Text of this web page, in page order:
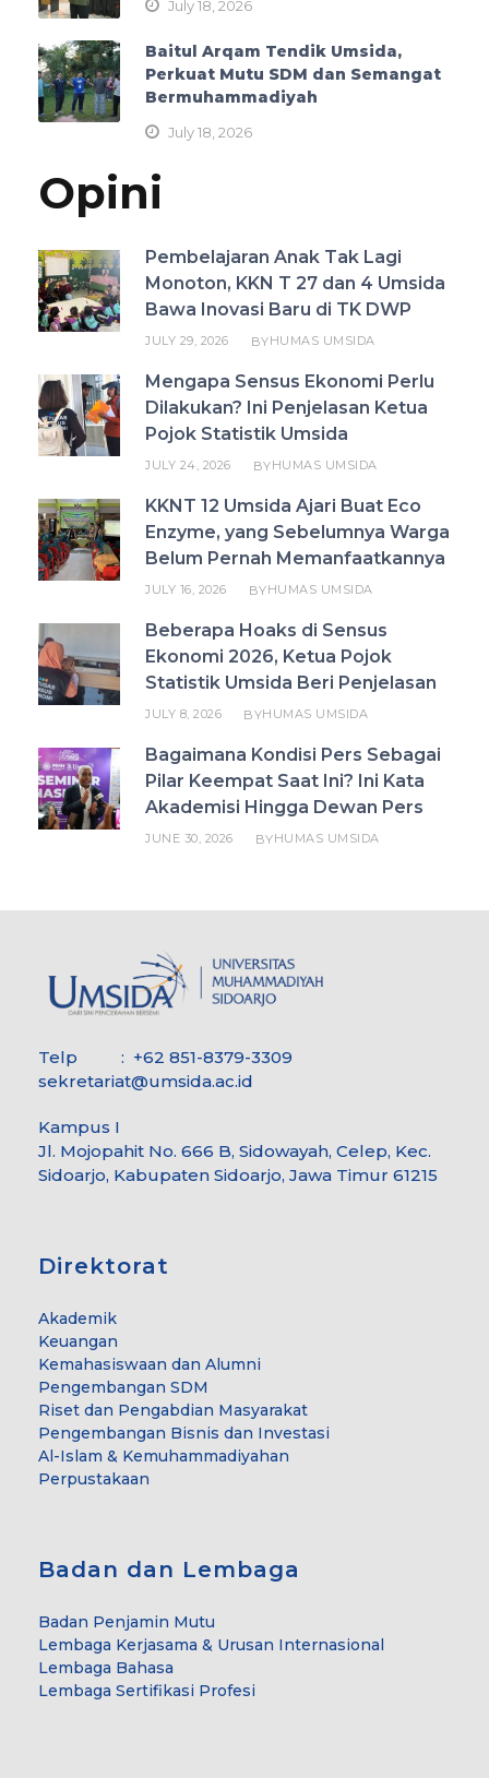
July 18, 2026
Baitul Arqam Tendik Umsida,
Perkuat Mutu SDM dan Semangat
Bermuhammadiyah
July 18, 2026
Opini
Pembelajaran Anak Tak Lagi
Monoton, KKN T 27 dan 4 Umsida
Bawa Inovasi Baru di TK DWP
JULY 29, 2026 BYHUMAS UMSIDA
Mengapa Sensus Ekonomi Perlu
Dilakukan? Ini Penjelasan Ketua
Pojok Statistik Umsida
JULY 24, 2026 BYHUMAS UMSIDA
KKNT 12 Umsida Ajari Buat Eco
Enzyme, yang Sebelumnya Warga
Belum Pernah Memanfaatkannya
JULY 16, 2026 BYHUMAS UMSIDA
Beberapa Hoaks di Sensus
Ekonomi 2026, Ketua Pojok
Statistik Umsida Beri Penjelasan
JULY 8, 2026 BYHUMAS UMSIDA
Bagaimana Kondisi Pers Sebagai
Pilar Keempat Saat Ini? Ini Kata
Akademisi Hingga Dewan Pers
JUNE 30, 2026 BYHUMAS UMSIDA
Telp : +62 851-8379-3309
sekretariat@umsida.ac.id
Kampus I
Jl. Mojopahit No. 666 B, Sidowayah, Celep, Kec.
Sidoarjo, Kabupaten Sidoarjo, Jawa Timur 61215
Direktorat
Akademik
Keuangan
Kemahasiswaan dan Alumni
Pengembangan SDM
Riset dan Pengabdian Masyarakat
Pengembangan Bisnis dan Investasi
Al-Islam & Kemuhammadiyahan
Perpustakaan
Badan dan Lembaga
Badan Penjamin Mutu
Lembaga Kerjasama & Urusan Internasional
Lembaga Bahasa
Lembaga Sertifikasi Profesi